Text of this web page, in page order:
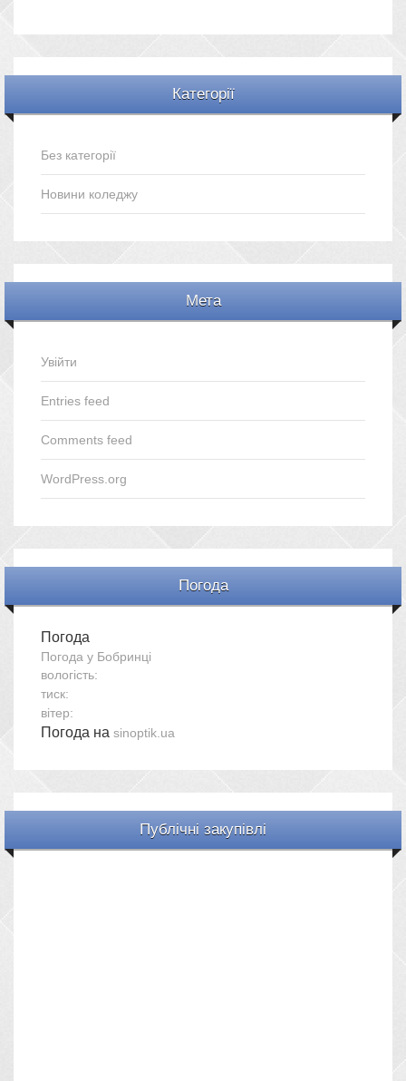
Категорії
Без категорії
Новини коледжу
Мета
Увійти
Entries feed
Comments feed
WordPress.org
Погода
Погода
Погода у Бобринці
вологість:
тиск:
вітер:
Погода на sinoptik.ua
Публічні закупівлі